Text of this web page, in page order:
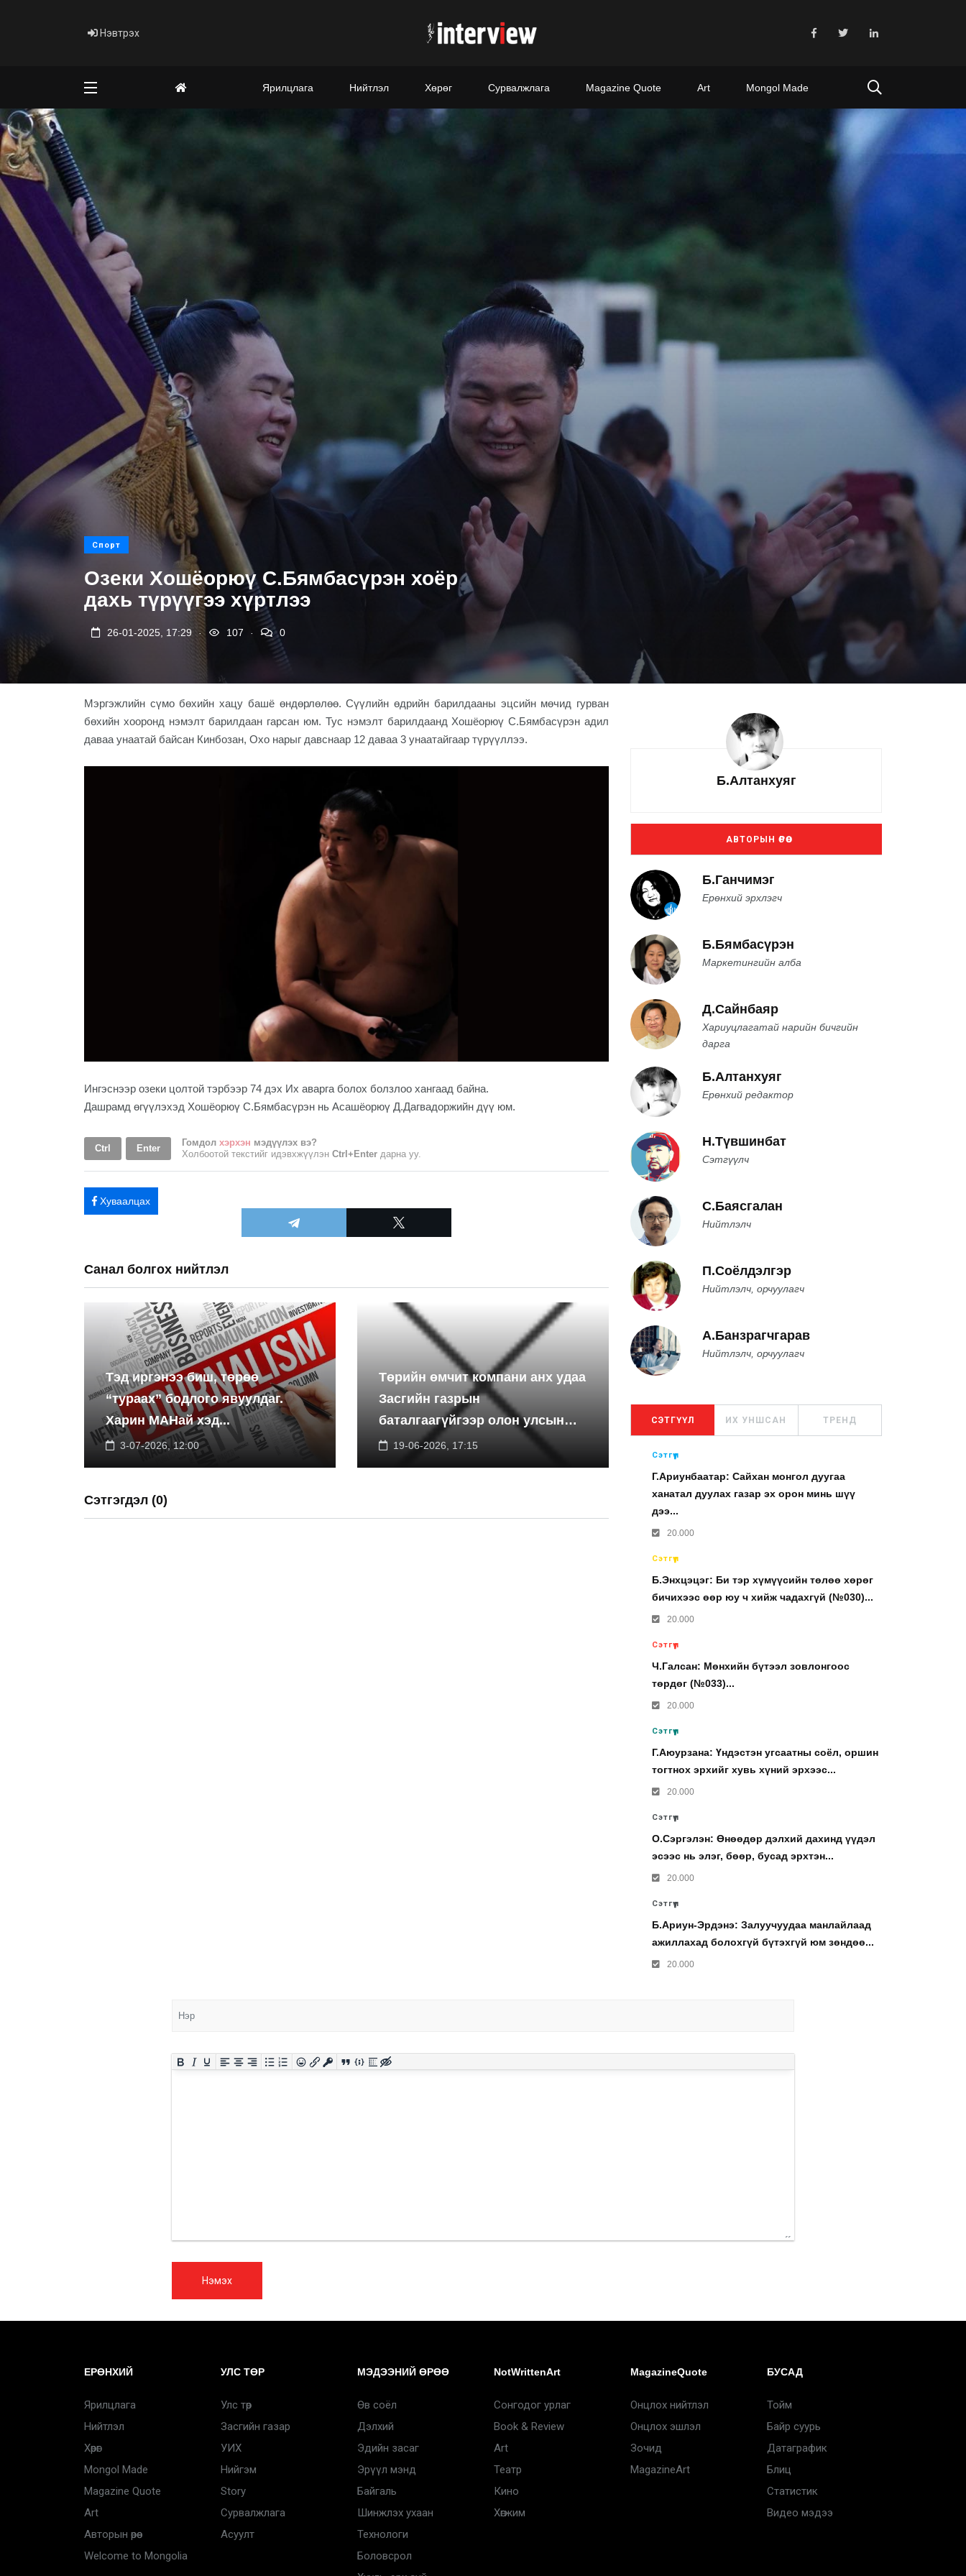
Нэвтрэх
Ярилцлага Нийтлэл Хөрөг Сурвалжлага Magazine Quote Art Mongol Made
Спорт
Озеки Хошёорюү С.Бямбасүрэн хоёр
дахь түрүүгээ хүртлээ
26-01-2025, 17:29 . 107 0
Мэргэжлийн сүмо бөхийн хацу башё өндөрлөлөө. Сүүлийн өдрийн барилдааны эцсийн мөчид гурван
бөхийн хооронд нэмэлт барилдаан гарсан юм. Тус нэмэлт барилдаанд Хошёорюү С.Бямбасүрэн адил
даваа унаатай байсан Кинбозан, Охо нарыг давснаар 12 даваа 3 унаатайгаар түрүүллээ.
Ингэснээр озеки цолтой тэрбээр 74 дэх Их аварга болох болзлоо хангаад байна.
Дашрамд өгүүлэхэд Хошёорюү С.Бямбасүрэн нь Асашёорюү Д.Дагвадоржийн дүү юм.
Ctrl Enter
Гомдол хэрхэн мэдүүлэх вэ?
Холбоотой текстийг идэвхжүүлэн Ctrl+Enter дарна уу.
Хуваалцах
Санал болгох нийтлэл
Тэд иргэнээ биш, төрөө
“тураах” бодлого явуулдаг.
Харин МАНай хэд...
3-07-2026, 12:00
Төрийн өмчит компани анх удаа
Засгийн газрын
баталгаагүйгээр олон улсын
экспортын зээлийн санхүүжилт
19-06-2026, 17:15
Сэтгэгдэл (0)
Б.Алтанхуяг
АВТОРЫН ӨРӨӨ
Б.Ганчимэг
Ерөнхий эрхлэгч
Б.Бямбасүрэн
Маркетингийн алба
Д.Сайнбаяр
Хариуцлагатай нарийн бичгийн
дарга
Б.Алтанхуяг
Ерөнхий редактор
Н.Түвшинбат
Сэтгүүлч
С.Баясгалан
Нийтлэлч
П.Соёлдэлгэр
Нийтлэлч, орчуулагч
А.Банзрагчгарав
Нийтлэлч, орчуулагч
СЭТГҮҮЛ ИХ УНШСАН ТРЕНД
Сэтгүүл
Г.Ариунбаатар: Сайхан монгол дуугаа
ханатал дуулах газар эх орон минь шүү
дээ...
20.000
Сэтгүүл
Б.Энхцэцэг: Би тэр хүмүүсийн төлөө хөрөг
бичихээс өөр юу ч хийж чадахгүй (№030)...
20.000
Сэтгүүл
Ч.Галсан: Мөнхийн бүтээл зовлонгоос
төрдөг (№033)...
20.000
Сэтгүүл
Г.Аюурзана: Үндэстэн угсаатны соёл, оршин
тогтнох эрхийг хувь хүний эрхээс...
20.000
Сэтгүүл
О.Сэргэлэн: Өнөөдөр дэлхий дахинд үүдэл
эсээс нь элэг, бөөр, бусад эрхтэн...
20.000
Сэтгүүл
Б.Ариун-Эрдэнэ: Залуучуудаа манлайлаад
ажиллахад болохгүй бүтэхгүй юм зөндөө...
20.000
Нэмэх
ЕРӨНХИЙ
Ярилцлага
Нийтлэл
Хөрөг
Mongol Made
Magazine Quote
Art
Авторын өрөө
Welcome to Mongolia
УЛС ТӨР
Улс төр
Засгийн газар
УИХ
Нийгэм
Story
Сурвалжлага
Асуулт
МЭДЭЭНИЙ ӨРӨӨ
Өв соёл
Дэлхий
Эдийн засаг
Эрүүл мэнд
Байгаль
Шинжлэх ухаан
Технологи
Боловсрол
NotWrittenArt
Сонгодог урлаг
Book & Review
Art
Театр
Кино
Хөгжим
MagazineQuote
Онцлох нийтлэл
Онцлох эшлэл
Зочид
MagazineArt
БУСАД
Тойм
Байр суурь
Датаграфик
Блиц
Статистик
Видео мэдээ